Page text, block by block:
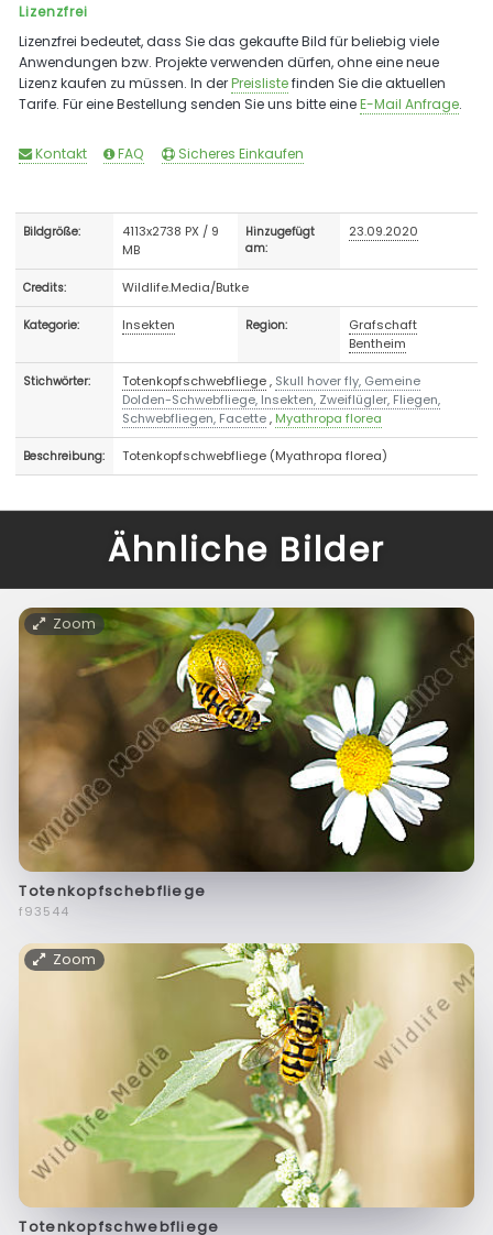
Lizenzfrei
Lizenzfrei bedeutet, dass Sie das gekaufte Bild für beliebig viele
Anwendungen bzw. Projekte verwenden dürfen, ohne eine neue
Lizenz kaufen zu müssen. In derPreislistefinden Sie die aktuellen
Tarife. Für eine Bestellung senden Sie uns bitte eineE-Mail Anfrage.
Kontakt FAQ Sicheres Einkaufen
Bildgröße:
4113x2738 PX / 9
MB
Hinzugefügt
am:
23.09.2020
Credits: Wildlife.Media/Butke
Kategorie: Insekten Region:
Grafschaft
Bentheim
Stichwörter: Totenkopfschwebfliege, Skull hover fly, Gemeine
Dolden-Schwebfliege, Insekten, Zweiflügler, Fliegen,
Schwebfliegen, Facette, Myathropa florea
Beschreibung: Totenkopfschwebfliege (Myathropa florea)
Ähnliche Bilder
Zoom
Totenkopfschebfliege
f93544
Zoom
Totenkopfschwebfliege